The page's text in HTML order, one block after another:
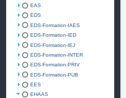
EAS
EDS
EDS-Formation-IAES
EDS-Formation-IED
EDS-Formation-IEJ
EDS-Formation-INTER
EDS-Formation-PRIV
EDS-Formation-PUB
EES
EHAAS